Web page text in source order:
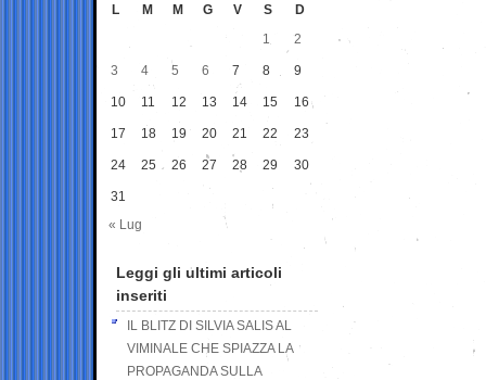
L M M G V S
D
1
2
3 4 5 6 7 8 9
10 11 12 13 14 15 16
17 18 19 20 21 22 23
24 25 26 27 28 29 30
31
« Lug
Leggi gli ultimi articoli
inseriti
IL BLITZ DI SILVIA SALIS AL
VIMINALE CHE SPIAZZA LA
PROPAGANDA SULLA